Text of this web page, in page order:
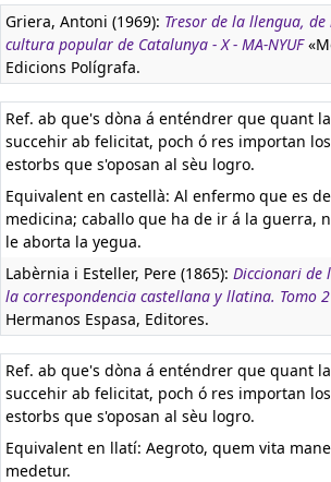
Griera, Antoni (1969): Tresor de la llengua,
cultura popular de Catalunya - X - MA-NYUF
Edicions Polígrafa.
Ref. ab que's dòna á enténdrer que quant
succehir ab felicitat, poch ó res importan
estorbs que s'oposan al sèu logro.
Equivalent en castellà: Al enfermo que es
medicina; caballo que ha de ir á la guerra,
le aborta la yegua.
Labèrnia i Esteller, Pere (1865): Diccionari de
la correspondencia castellana y llatina. Tomo 2
Hermanos Espasa, Editores.
Ref. ab que's dòna á enténdrer que quant
succehir ab felicitat, poch ó res importan
estorbs que s'oposan al sèu logro.
Equivalent en llatí: Aegroto, quem vita
medetur.